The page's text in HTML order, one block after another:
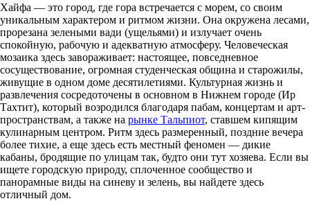
Хайфа — это город, где гора встречается с морем, со своим
уникальным характером и ритмом жизни. Она окружена лесами,
прорезана зелеными вади (ущельями) и излучает очень
спокойную, рабочую и адекватную атмосферу. Человеческая
мозаика здесь завораживает: настоящее, повседневное
сосуществование, огромная студенческая община и старожилы,
живущие в одном доме десятилетиями. Культурная жизнь и
развлечения сосредоточены в основном в Нижнем городе (Ир
Тахтит), который возродился благодаря пабам, концертам и арт-
пространствам, а также на рынке Тальпиот, ставшем кипящим
кулинарным центром. Ритм здесь размеренный, поздние вечера
более тихие, а еще здесь есть местный феномен — дикие
кабаны, бродящие по улицам так, будто они тут хозяева. Если вы
ищете городскую природу, сплоченное сообщество и
панорамные виды на синеву и зелень, вы найдете здесь
отличный дом.